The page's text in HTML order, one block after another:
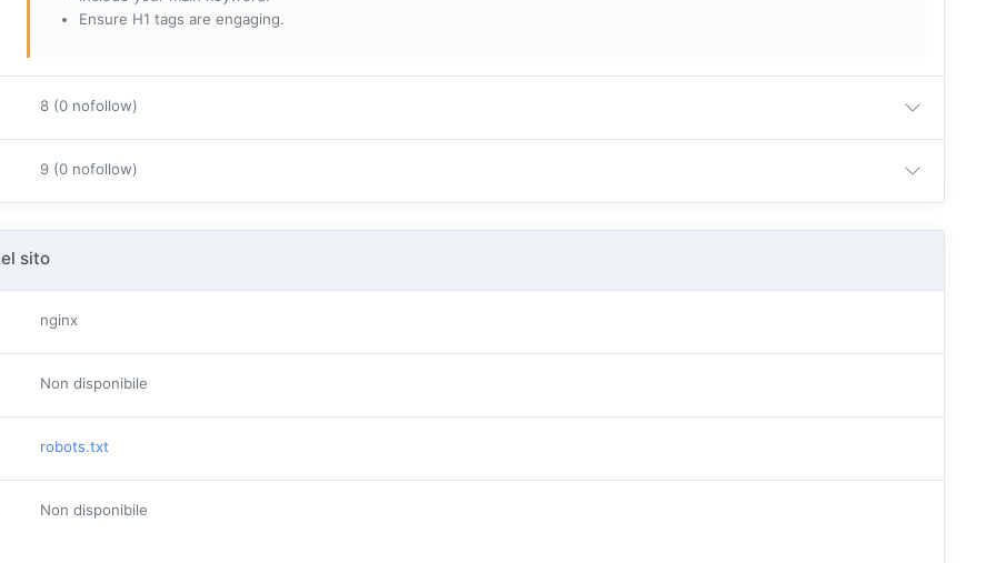
Ensure H1 tags are engaging.
8 (0 nofollow)
9 (0 nofollow)
sito
nginx
Non disponibile
robots.txt
Non disponibile